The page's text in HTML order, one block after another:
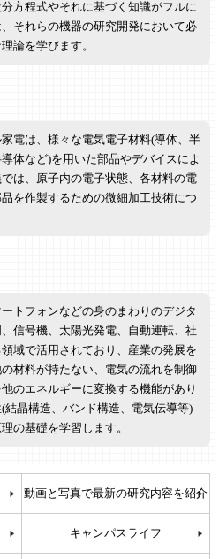
方程式やそれに基づく知識がフルに
それらの機器の研究開発において必
論を学びます。
電は、様々な電気電子材料(導体、半
体など)を用いた部品やデバイスによ
は、原子内の電子状態、各材料の電
を作製するための微細加工技術につ
トフォンなどの身のまわりのデジタ
信号機、太陽光発電、自動運転、社
域で活用されており、産業の発展を
材料が持たない、電気の流れを制御
のエネルギーに変換する機能があり
結晶構造、バンド構造、電気伝導等)
の基礎を学習します。
動画と写真で最新の研究内容を紹介
キャンパスライフ